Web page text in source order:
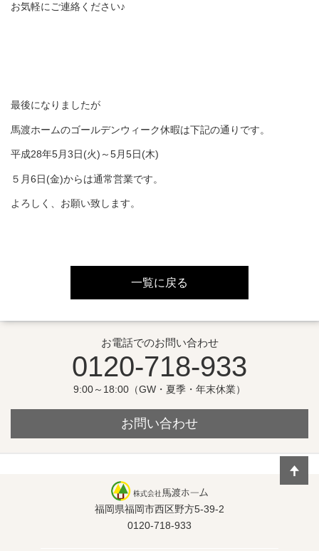
お気軽にご連絡ください♪
最後になりましたが
馬渡ホームのゴールデンウィーク休暇は下記の通りです。
平成28年5月3日(火)～5月5日(木)
５月6日(金)からは通常営業です。
よろしく、お願い致します。
一覧に戻る
お電話でのお問い合わせ
0120-718-933
9:00～18:00（GW・夏季・年末休業）
お問い合わせ
福岡県福岡市西区野方5-39-2
0120-718-933